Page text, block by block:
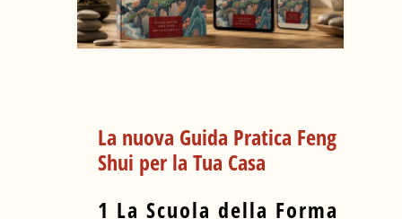
La nuova Guida Pratica Feng
Shui per la Tua Casa
1 La Scuola della Forma